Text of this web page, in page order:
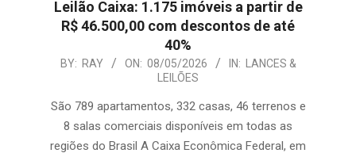
Leilão Caixa: 1.175 imóveis a partir de
R$ 46.500,00 com descontos de até
40%
2026-
08
BY: RAY ON: 08/05/2026 IN: LANCES &
LEILÕES
São 789 apartamentos, 332 casas, 46 terrenos e
8 salas comerciais disponíveis em todas as
regiões do Brasil A Caixa Econômica Federal, em